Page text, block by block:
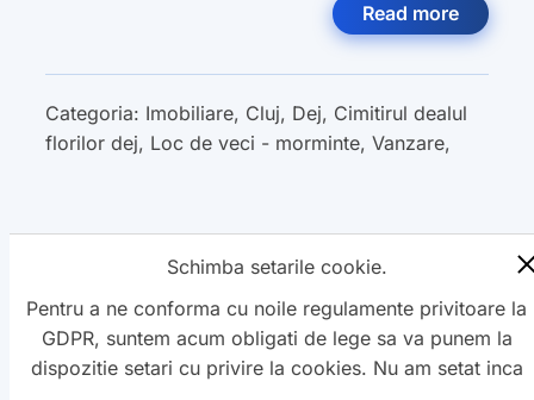
Read more
Categoria: Imobiliare, Cluj, Dej, Cimitirul dealul
florilor dej, Loc de veci - morminte, Vanzare,
1 2 3 Next »
Schimba setarile cookie.
Pentru a ne conforma cu noile regulamente privitoare la
GDPR, suntem acum obligati de lege sa va punem la
dispozitie setari cu privire la cookies. Nu am setat inca